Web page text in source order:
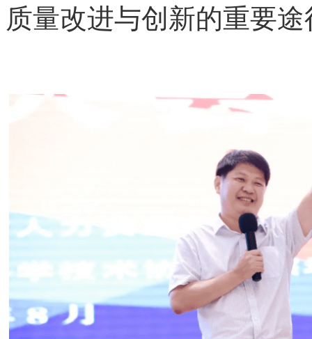
质量改进与创新的重要